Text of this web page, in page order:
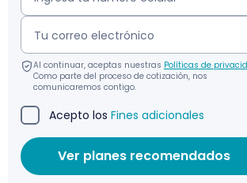
Al continuar, aceptas nuestras Políticas de
Como parte del proceso de cotización, nos
comunicaremos contigo.
Acepto los Fines adicionales